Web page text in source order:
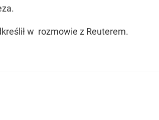
w rozmowie z Reuterem.